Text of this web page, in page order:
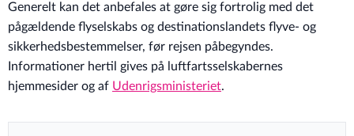
Generelt kan det anbefales at gøre sig fortrolig med det
pågældende flyselskabs og destinationslandets flyve- og
sikkerhedsbestemmelser, før rejsen påbegyndes.
Informationer hertil gives på luftfartsselskabernes
hjemmesider og af Udenrigsministeriet.